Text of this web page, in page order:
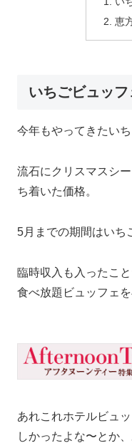
恵
いちごビュッフ
今年もやってきたい
流石にクリスマスシ
ち着いた価格。
5月までの期間はいち
臨時収入も入ったこ
食べ放題ビュッフェを
あれこれホテルビュ
しかったよな〜とか